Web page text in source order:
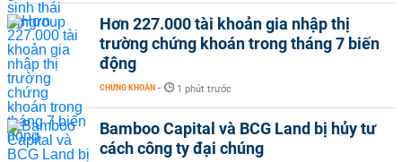
Hơn 227.000 tài khoản gia nhập thị
trường chứng khoán trong tháng 7 biến
động
CHỨNG KHOÁN - 1 phút trước
Bamboo Capital và BCG Land bị hủy tư
cách công ty đại chúng